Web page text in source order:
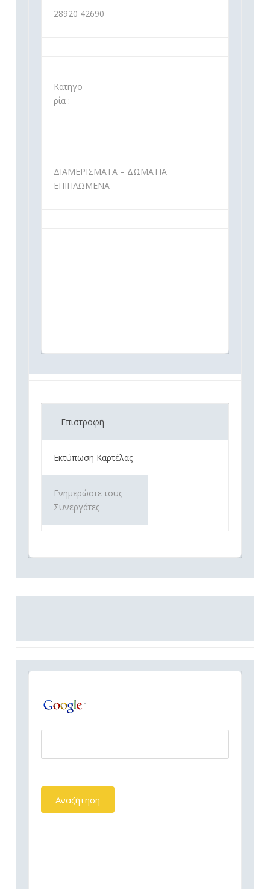
28920 42690
Κατηγο
ρία :
ΔΙΑΜΕΡΙΣΜΑΤΑ – ΔΩΜΑΤΙΑ
ΕΠΙΠΛΩΜΕΝΑ
Επιστροφή
Εκτύπωση Καρτέλας
Ενημερώστε τους
Συνεργάτες